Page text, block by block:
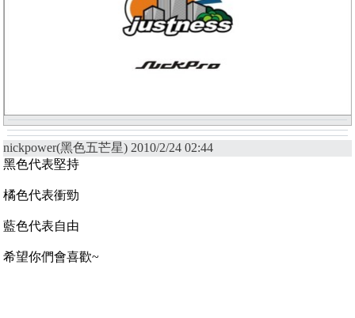
nickpower(黑色五芒星) 2010/2/24 02:44
黑色代表堅持
橘色代表衝勁
藍色代表自由
希望你們會喜歡~